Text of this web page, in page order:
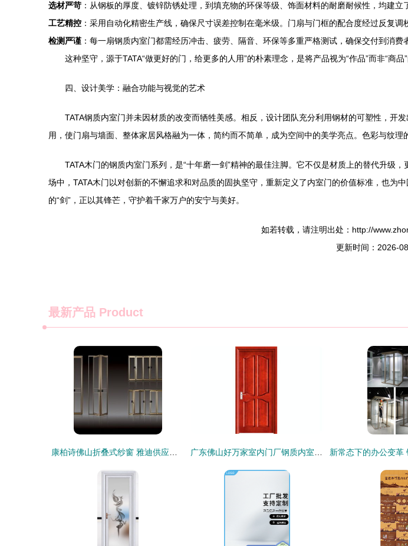
选材严苛 ：从钢板的厚度、镀锌防锈处理，到填充物的环保等级、饰面材料的耐磨耐候性，均建立
工艺精控 ：采用自动化精密生产线，确保尺寸误差控制在毫米级。门扇与门框的配合度经过反复调
检测严谨 ：每一扇钢质内室门都需经历冲击、疲劳、隔音、环保等多重严格测试，确保交付到消费
这种坚守，源于TATA“做更好的门，给更多的人用”的朴素理念，是将产品视为“作品”而非“商品”
四、设计美学：融合功能与视觉的艺术
TATA钢质内室门并未因材质的改变而牺牲美感。相反，设计团队充分利用钢材的可塑性，
用，使门扇与墙面、整体家居风格融为一体，简约而不简单，成为空间中的美学亮点。色彩与纹理
TATA木门的钢质内室门系列，是“十年磨一剑”精神的最佳注脚。它不仅是材质上的替代升级
场中，TATA木门以对创新的不懈追求和对品质的固执坚守，重新定义了内室门的价值标准，也为
的“剑”，正以其锋芒，守护着千家万户的安宁与美好。
如若转载，请注明出处：http://
更新时间：2026-
最新产品 Product